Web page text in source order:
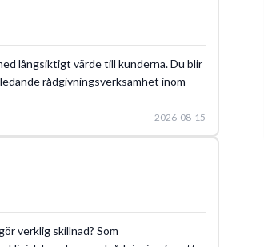
långsiktigt värde till kunderna. Du blir
rådgivningsverksamhet inom
2026-08-15
verklig skillnad? Som